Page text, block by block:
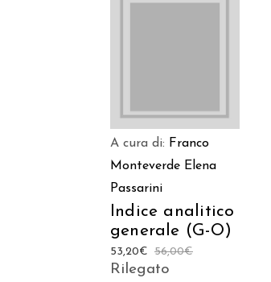
A cura di: Franco
Monteverde Elena
Passarini
Indice analitico
generale (G-O)
56,00€
53,20€
Rilegato